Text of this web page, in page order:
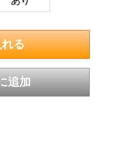
ぎ、ニンニク）、料理
酒、合わせだし、米発
（ごま油、菜種油）、
食塩、砂糖、ブラック
ペッパー、ピンクペッ
パー/増粘剤（加工で
んぷん）
●固形量70g、内容総